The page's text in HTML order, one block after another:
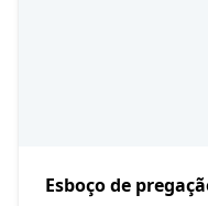
Esboço de